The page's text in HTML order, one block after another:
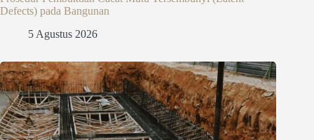
Defects) pada Bangunan
5 Agustus 2026